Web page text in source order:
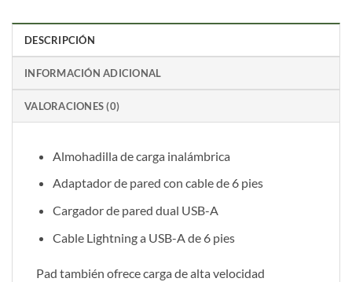
DESCRIPCIÓN
INFORMACIÓN ADICIONAL
VALORACIONES (0)
Almohadilla de carga inalámbrica
Adaptador de pared con cable de 6 pies
Cargador de pared dual USB-A
Cable Lightning a USB-A de 6 pies
Pad también ofrece carga de alta velocidad